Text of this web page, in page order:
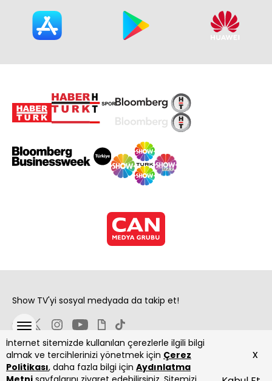
İnternet sitemizde kullanılan çerezlerle ilgili bilgi
almak ve tercihlerinizi yönetmek için Çerez
Politikası, daha fazla bilgi için Aydınlatma
x
Show TV'yi sosyal medyada da takip et!